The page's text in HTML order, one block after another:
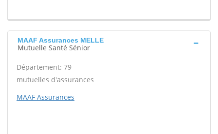
MAAF Assurances MELLE
Mutuelle Santé Sénior
Département: 79
mutuelles d'assurances
MAAF Assurances